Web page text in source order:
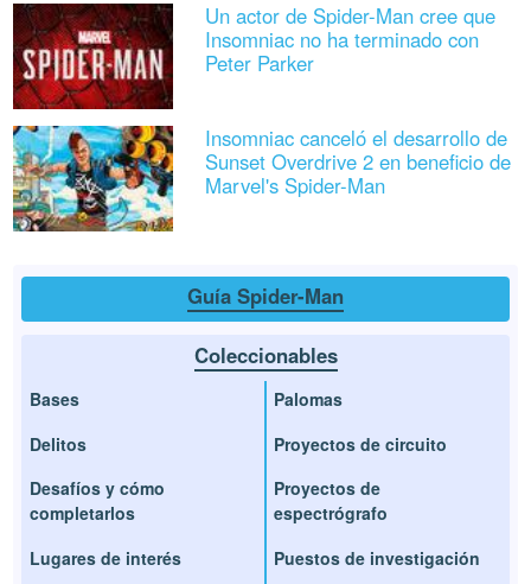
Un actor de Spider-Man cree que
Insomniac no ha terminado con
Peter Parker
Insomniac canceló el desarrollo de
Sunset Overdrive 2 en beneficio de
Marvel's Spider-Man
Guía Spider-Man
Coleccionables
Bases
Delitos
Desafíos y cómo
completarlos
Lugares de interés
Palomas
Proyectos de circuito
Proyectos de
espectrógrafo
Puestos de investigación